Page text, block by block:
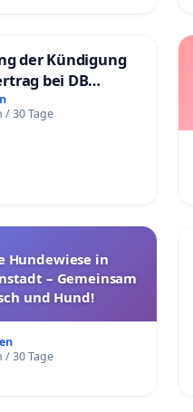
der Kündigung
bei DB
Gmbh
30 Tage
Hundewiese in
– Gemeinsam
und Hund!
30 Tage